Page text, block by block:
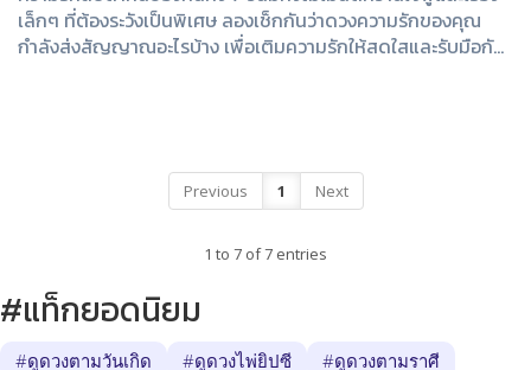
เล็กๆ ที่ต้องระวังเป็นพิเศษ ลองเช็กกันว่าดวงความรักของคุณ
กำลังส่งสัญญาณอะไรบ้าง เพื่อเติมความรักให้สดใสและรับมือกับ
Previous 1 Next
1 to 7 of 7 entries
#แท็กยอดนิยม
#ดูดวงตามวันเกิด #ดูดวงไพ่ยิปซี
#ดูดวงตามราศี